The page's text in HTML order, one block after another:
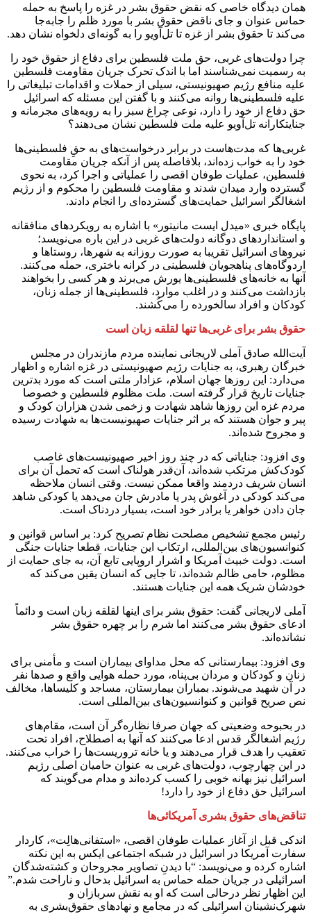
همان دیدگاه خاصی که نقض حقوق بشر در غزه را پاسخ به حمله
حماس عنوان و جای ناقض حقوق بشر با مورد ظلم را جابه‌جا
می‌کند تا حقوق بشر از غزه تا تل‌آویو را به گونه‌ای دلخواه نشان دهد.
چرا دولت‌های غربی، حق ملت فلسطین برای دفاع از حقوق خود را
به رسمیت نمی‌شناسند اما با اندک تحرک جریان مقاومت فلسطین
علیه منافع رژیم صهیونیستی، سیلی از حملات و اقدامات تبلیغاتی را
علیه فلسطینی‌ها روانه می‌کنند و با گفتن این مسئله که اسرائیل
حق دفاع از خود را دارد، نوعی چراغ سبز را به رویه‌های مجرمانه و
جنایتکارانه تل‌آویو علیه ملت فلسطین نشان می‌دهند؟
غربی‌ها که مدت‌هاست در برابر درخواست‌های به حقِ فلسطینی‌ها
خود را به خواب زده‌اند، بلافاصله پس از آنکه جریان مقاومت
فلسطین، عملیات طوفان اقصی را عملیاتی و اجرا کرد، به نحوی
گسترده وارد میدان شدند و مقاومت فلسطین را محکوم و از رژیم
اشغالگر اسرائیل حمایت‌های گسترده‌ای را انجام دادند.
پایگاه خبری «میدل ایست مانیتور» با اشاره به رویکردهای منافقانه
و استانداردهای دوگانه دولت‌های غربی در این باره می‌نویسد؛
نیروهای اسرائیل تقریبا به صورت روزانه به شهرها، روستاها و
اردوگاه‌های پناهجویان فلسطینی در کرانه باختری، حمله می‌کنند.
آنها به خانه‌های فلسطینی‌ها یورش می‌برند و هر کسی را بخواهند
بازداشت می‌کنند و در اغلب موارد، فلسطینی‌ها از جمله زنان،
کودکان و افراد سالخورده را می‌کُشند.
حقوق بشر برای غربی‌ها تنها لقلقه‌ زبان است
آیت‌الله صادق آملی لاریجانی نماینده مردم مازندران در مجلس
خبرگان رهبری، به جنایات رژیم صهیونیستی در غزه اشاره و اظهار
می‌دارد: این روزها جهان اسلام، عزادار ملتی است که مورد بدترین
جنایات تاریخ قرار گرفته است. ملت مظلوم فلسطین و خصوصا
مردم غزه این روزها شاهد شهادت و زخمی‌ شدن هزاران کودک و
پیر و جوان هستند که بر اثر جنایات صهیونیست‌ها به شهادت رسیده
و مجروح شده‌اند.
وی افزود: جنایاتی که در چند روز اخیر صهیونیست‌های غاصب
کودک‌کش مرتکب شده‌اند، آن‌قدر هولناک است که تحمل آن برای
انسان شریف دردمند واقعا ممکن نیست. وقتی انسان ملاحظه
می‌کند کودکی در آغوش پدر یا مادرش جان می‌دهد یا کودکی شاهد
جان‌ دادن خواهر یا برادر خود است، بسیار دردناک است.
رئیس‌ مجمع تشخیص مصلحت نظام تصریح کرد: بر اساس قوانین و
کنوانسیون‌های بین‌المللی، ارتکاب این جنایات، قطعا جنایات جنگی
است. دولت خبیث آمریکا و اشرار اروپایی تابع آن، به جای حمایت از
مظلوم، حامی ظالم شده‌اند، تا جایی که انسان یقین می‌کند که
خودشان شریک همه‌ این جنایات هستند.
آملی لاریجانی گفت: حقوق بشر برای اینها لقلقه‌ زبان است و دائماً
ادعای حقوق بشر می‌کنند اما شرم را بر چهره حقوق بشر
نشانده‌اند.
وی افزود: بیمارستانی که محل مداوای بیماران است و مأمنی برای
زنان و کودکان و مردان بی‌پناه، مورد حمله هوایی واقع و صدها نفر
در آن شهید می‌شوند. بمباران بیمارستان، مساجد و کلیساها، مخالف
نص صریح قوانین و کنوانسیون‌های بین‌المللی است.
در بحبوحه وضعیتی که جهان صرفا نظاره‌گر آن است، مقام‌های
رژیم اشغالگر قدس ادعا می‌کنند که آنها به اصطلاح، افراد تحت
تعقیب را هدف قرار می‌دهند و یا خانه تروریست‌ها را خراب می‌کنند.
در این چهارچوب، دولت‌های غربی به عنوان حامیان اصلی رژیم
اسرائیل نیز بهانه خوبی را کسب کرده‌اند و مدام می‌گویند که
اسرائیل حق دفاع از خود را دارد!
تناقض‌های حقوق بشری آمریکائی‌ها
اندکی قبل از آغاز عملیات طوفان اقصی، «استفانی‌هالِت»، کاردار
سفارت آمریکا در اسرائیل در شبکه اجتماعی ایکس به این نکته
اشاره کرده و می‌نویسد: “با دیدنِ تصاویر مجروحان و کشته‌شدگان
اسرائیلی در جریان حمله حماس به اسرائیل بدحال و ناراحت شدم.”
این اظهار نظر درحالی است که او به نقش سربازان و
شهرک‌نشینان اسرائیلی که در مجامع و نهادهای حقوق‌بشری به